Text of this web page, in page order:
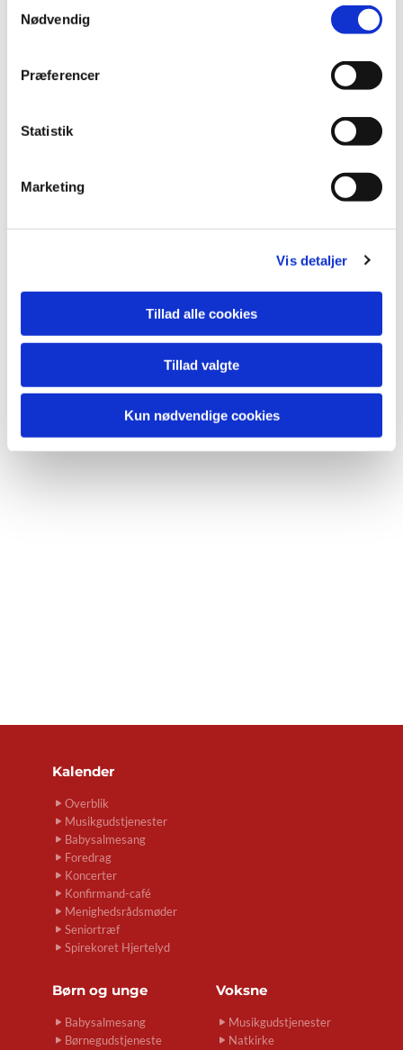
Nødvendig
Præferencer
Statistik
Marketing
Vis detaljer
Tillad alle cookies
Tillad valgte
Kun nødvendige cookies
Du vil måske også kunne lide...
Kalender
Overblik
Musikgudstjenester
Babysalmesang
Foredrag
Koncerter
Konfirmand-café
Menighedsrådsmøder
Seniortræf
Spirekoret Hjertelyd
Børn og unge
Babysalmesang
Børnegudstjeneste
Voksne
Musikgudstjenester
Natkirke